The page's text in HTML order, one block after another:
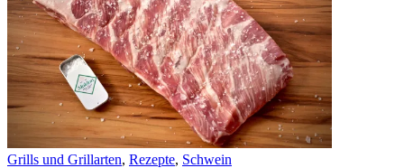
Grills und Grillarten, Rezepte, Schwein